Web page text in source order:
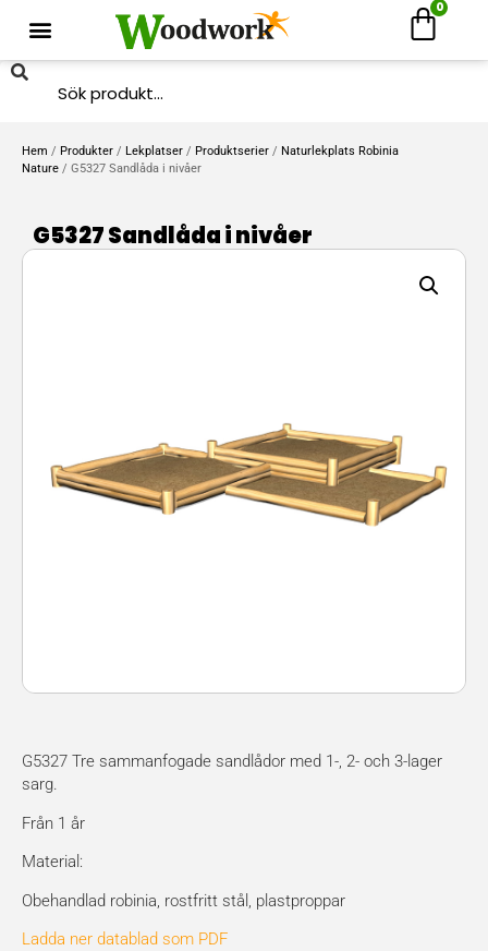
0
Hem / Produkter / Lekplatser / Produktserier / Naturlekplats Robinia
Nature / G5327 Sandlåda i nivåer
G5327 Sandlåda i nivåer
G5327 Tre sammanfogade sandlådor med 1-, 2- och 3-lager
sarg.
Från 1 år
Material:
Obehandlad robinia, rostfritt stål, plastproppar
Ladda ner datablad som PDF